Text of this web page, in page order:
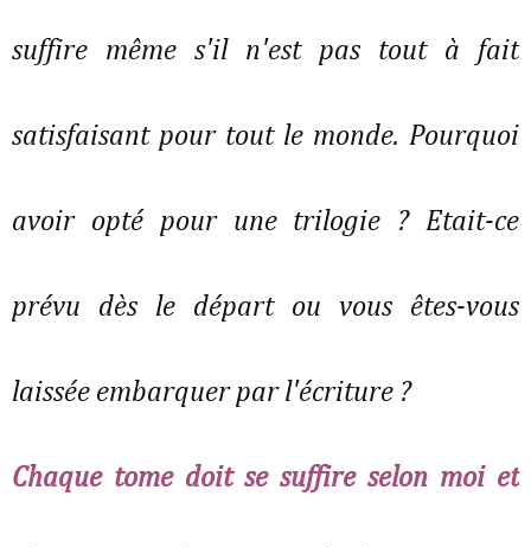
suffire même s'il n'est pas tout à fait
satisfaisant pour tout le monde. Pourquoi
avoir opté pour une trilogie ? Etait-ce
prévu dès le départ ou vous êtes-vous
laissée embarquer par l'écriture ?
Chaque tome doit se suffire selon moi et